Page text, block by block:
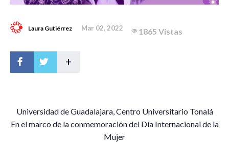
Laura Gutiérrez Mar 02, 2022 1865 Vistas
+
Universidad de Guadalajara, Centro Universitario Tonalá
En el marco de la conmemoración del Día Internacional de la
Mujer